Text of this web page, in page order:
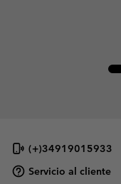
(+)34919015933
Servicio al cliente